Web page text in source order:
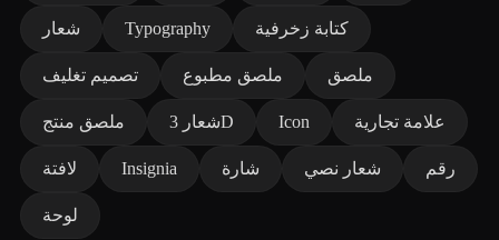
شعار Typography كتابة زخرفية
تصميم تغليف ملصق مطبوع ملصق
ملصق منتج شعار 3D Icon علامة تجارية
لافتة Insignia شارة شعار نصي رقم
لوحة